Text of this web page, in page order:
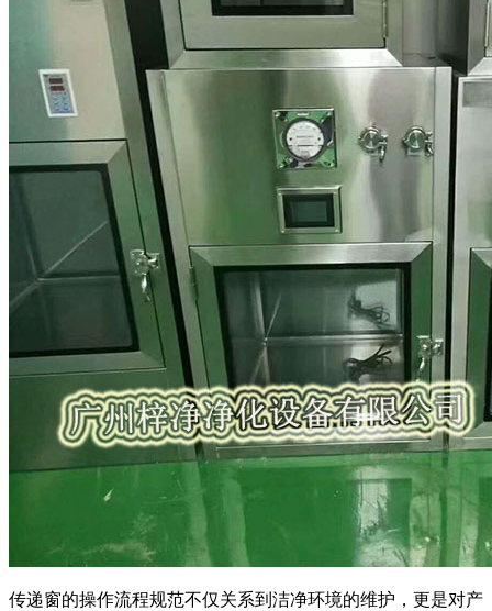
传递窗的操作流程规范不仅关系到洁净环境的维护，更是对产